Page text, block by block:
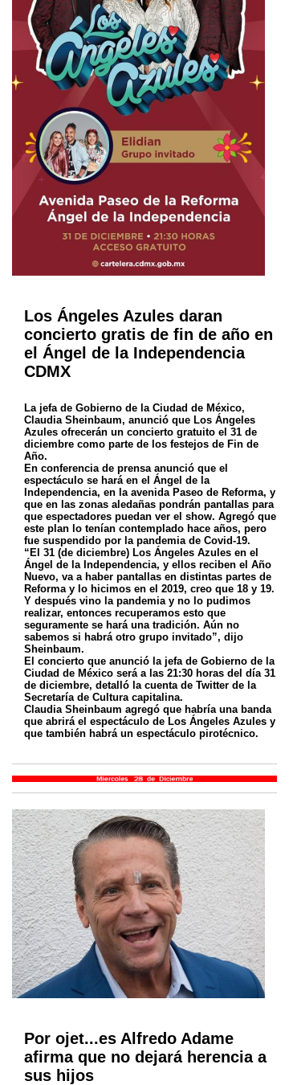
Los Ángeles Azules daran
concierto gratis de fin de año en
el Ángel de la Independencia
CDMX
La jefa de Gobierno de la Ciudad de México,
Claudia Sheinbaum, anunció que Los Ángeles
Azules ofrecerán un concierto gratuito el 31 de
diciembre como parte de los festejos de Fin de
Año.
En conferencia de prensa anunció que el
espectáculo se hará en el Ángel de la
Independencia, en la avenida Paseo de Reforma, y
que en las zonas aledañas pondrán pantallas para
que espectadores puedan ver el show. Agregó que
este plan lo tenían contemplado hace años, pero
fue suspendido por la pandemia de Covid-19.
“El 31 (de diciembre) Los Ángeles Azules en el
Ángel de la Independencia, y ellos reciben el Año
Nuevo, va a haber pantallas en distintas partes de
Reforma y lo hicimos en el 2019, creo que 18 y 19.
Y después vino la pandemia y no lo pudimos
realizar, entonces recuperamos esto que
seguramente se hará una tradición. Aún no
sabemos si habrá otro grupo invitado”, dijo
Sheinbaum.
El concierto que anunció la jefa de Gobierno de la
Ciudad de México será a las 21:30 horas del día 31
de diciembre, detalló la cuenta de Twitter de la
Secretaría de Cultura capitalina.
Claudia Sheinbaum agregó que habría una banda
que abrirá el espectáculo de Los Ángeles Azules y
que también habrá un espectáculo pirotécnico.
Por ojet...es Alfredo Adame
afirma que no dejará herencia a
sus hijos